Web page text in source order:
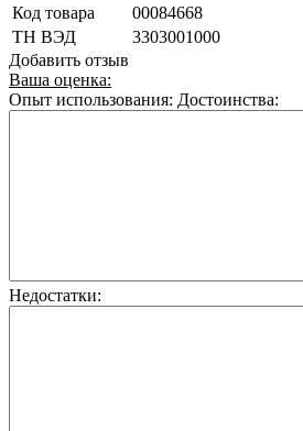
Код товара
00084668
ТН ВЭД
3303001000
Добавить отзыв
Ваша оценка:
Опыт использования: Достоинства:
Недостатки: